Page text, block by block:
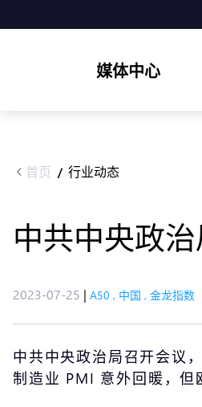
媒体中心
首页 / 行业动态
中共中央政
2023-07-25 | A50 , 中国 , 金龙指数
中共中央政治局召开会议
制造业 PMI 意外回暖，但